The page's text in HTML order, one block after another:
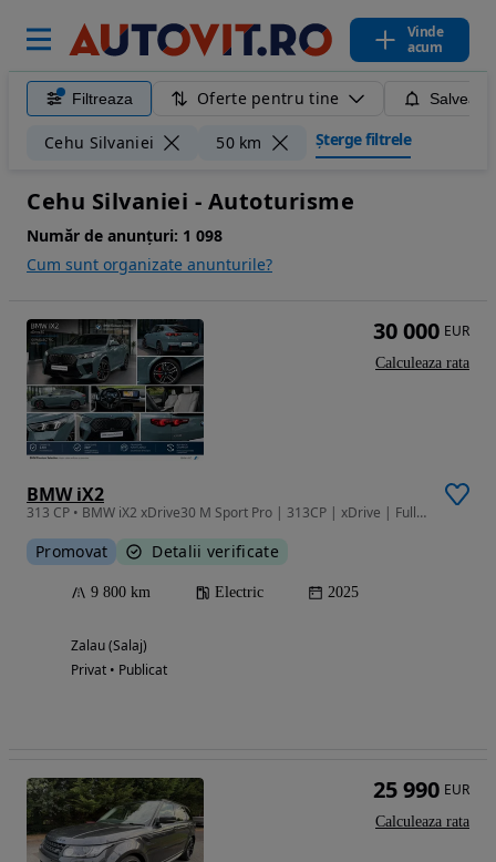
Vinde
acum
Filtreaza Oferte pentru tine
Cehu Silvaniei 50 km Șterge filtrele
Cehu Silvaniei - Autoturisme
Număr de anunțuri: 1 098
Cum sunt organizate anunturile?
BMW iX2
313 CP • BMW iX2 xDrive30 M Sport Pro | 313CP | xDrive | Full Electric
Promovat Detalii verificate
9 800 km Electric 2025
Zalau (Salaj)
Privat • Publicat
30 000 EUR
Calculeaza rata
25 990 EUR
Calculeaza rata